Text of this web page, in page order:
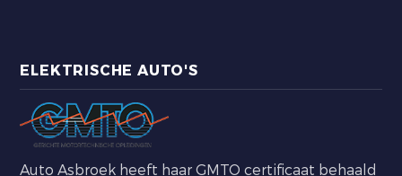
ELEKTRISCHE AUTO'S
Auto Asbroek heeft haar GMTO certificaat behaald